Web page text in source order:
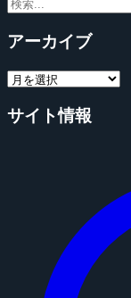
アーカイブ
サイト情報